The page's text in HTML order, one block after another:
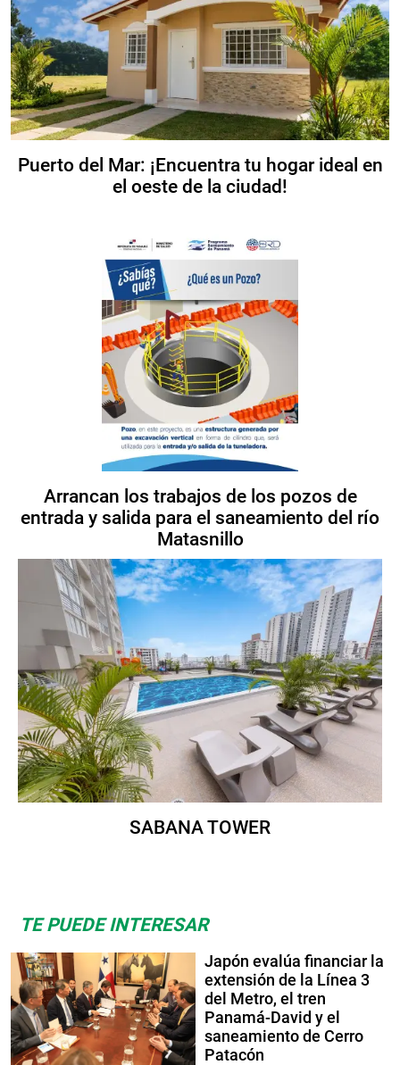
Puerto del Mar: ¡Encuentra tu hogar ideal en
el oeste de la ciudad!
Arrancan los trabajos de los pozos de
entrada y salida para el saneamiento del río
Matasnillo
SABANA TOWER
TE PUEDE INTERESAR
Japón evalúa financiar la
extensión de la Línea 3
del Metro, el tren
Panamá-David y el
saneamiento de Cerro
Patacón